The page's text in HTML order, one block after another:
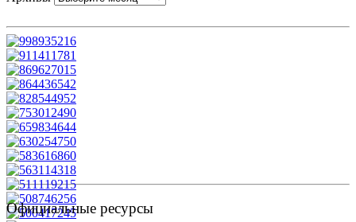
Официальные ресурсы